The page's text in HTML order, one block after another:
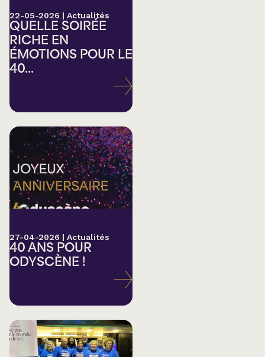
22-05-2026 | Actualités
QUELLE SOIRÉE
RICHE EN
ÉMOTIONS POUR LE
40...
27-04-2026 | Actualités
40 ANS POUR
ODYSCÈNE !